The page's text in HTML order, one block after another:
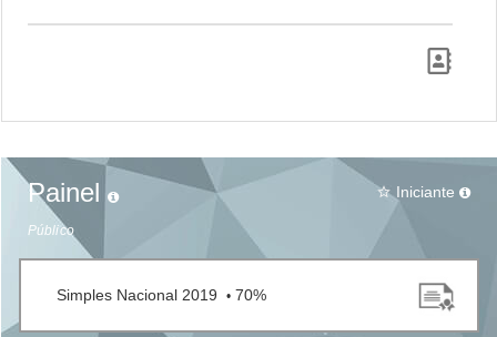
Painel
Público
star_border Iniciante
Simples Nacional 2019 • 70%